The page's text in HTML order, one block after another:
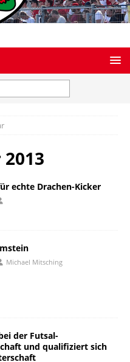
echte Drachen-Kicker
Michael Mitsching
der Futsal-
und qualifiziert sich